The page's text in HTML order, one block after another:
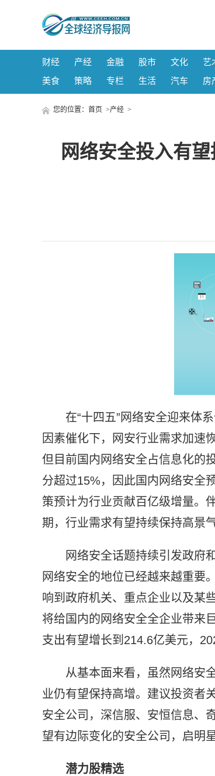
财经 产经 金融 股市 文化 艺
美食
策略 专栏 生活 汽车 房
您的位置： 首页 >产经 >
网络安全投入有
在“十四五”网络安全迎来体
因素催化下，网安行业需求加速
但目前国内网络安全占信息化的
分超过15%，因此国内网络安全
策预计为行业贡献百亿级增量。
期，行业需求有望持续保持高景气
网络安全话题持续引发政府
网络安全的地位已经越来越重要
响到政府机关、重点企业以及某
将给国内的网络安全全企业带来
支出有望增长到214.6亿美元，
从基本面来看，虽然网络安
业仍有望保持高增。建议投资者
安全公司，深信服、安恒信息、
望有边际变化的安全公司，启明
潜力股精选